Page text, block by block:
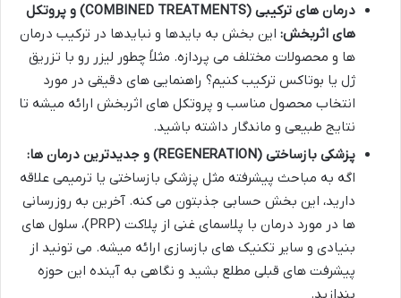
درمان های ترکیبی (COMBINED TREATMENTS) و پروتکل
های اثربخش: این بخش به بایدها و نبایدها در ترکیب درمان
ها و محصولات مختلف می پردازه. مثلاً چطور لیزر رو با تزریق
ژل یا بوتاکس ترکیب کنیم؟ راهنمایی های دقیقی در مورد
انتخاب محصول مناسب و پروتکل های اثربخش ارائه میشه تا
نتایج طبیعی و ماندگار داشته باشید.
پزشکی بازساختی (REGENERATION) و جدیدترین درمان ها:
اگه به مباحث پیشرفته مثل پزشکی بازساختی یا ترمیمی علاقه
دارید، این بخش حسابی جذبتون می کنه. آخرین به روزرسانی
ها در مورد درمان با پلاسمای غنی از پلاکت (PRP)، سلول های
بنیادی و سایر تکنیک های بازسازی ارائه میشه. می تونید از
پیشرفت های قبلی مطلع بشید و نگاهی به آینده این حوزه
بندازید.